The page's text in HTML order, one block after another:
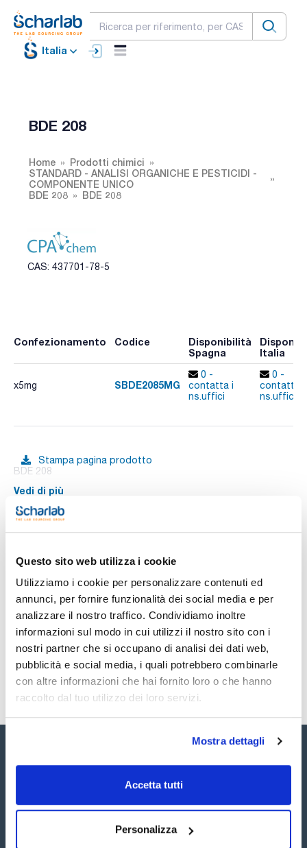
Questo sito web utilizza i cookie
Utilizziamo i cookie per personalizzare contenuti ed
annunci, per fornire funzionalità dei social media e per
analizzare il nostro traffico. Condividiamo inoltre
informazioni sul modo in cui utilizzi il nostro sito con i
nostri partner che si occupano di analisi dei dati web,
pubblicità e social media, i quali potrebbero combinarle
con altre informazioni che hai fornito loro o che hanno
raccolto dal tuo utilizzo dei loro servizi.
Mostra dettagli
Accetta tutti
Personalizza
Italia
BDE 208
Home
Prodotti chimici
STANDARD - ANALISI ORGANICHE E PESTICIDI -
COMPONENTE UNICO
BDE 208
BDE 208
CAS: 437701-78-5
Confezionamento Codice
Disponibilità
Spagna
Italia
x5mg SBDE2085MG
0 -
contatta i
ns.uffici
0 -
contatta i
ns.uffici
Stampa pagina prodotto
BDE 208
Vedi di più
Documentazione tecnica
TDS / Scheda tecnica
Registrati per i download
COA
Registrati per i download
SDS / Scheda di
Sicurezza
Registrati per i download
Seguici: